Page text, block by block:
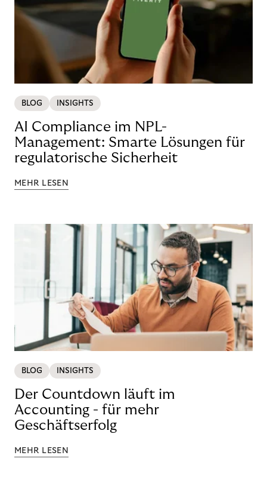
BLOG INSIGHTS
AI Compliance im NPL-
Management: Smarte Lösungen für
regulatorische Sicherheit
MEHR LESEN
BLOG INSIGHTS
Der Countdown läuft im
Accounting - für mehr
Geschäftserfolg
MEHR LESEN